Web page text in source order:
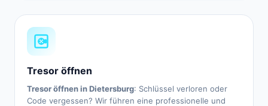
Tresor öffnen
Tresor öffnen in Dietersburg: Schlüssel verloren oder
Code vergessen? Wir führen eine professionelle und